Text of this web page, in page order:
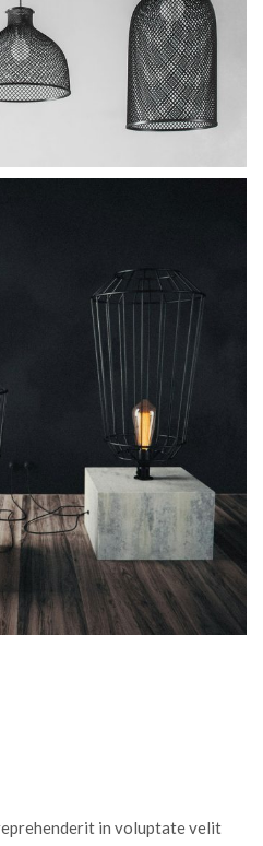
in voluptate velit